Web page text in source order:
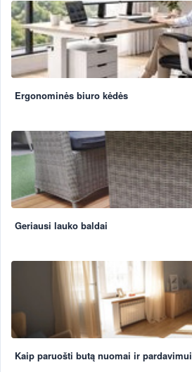
Ergonominės biuro kėdės
Geriausi lauko baldai
Kaip paruošti butą nuomai ir pardavimui